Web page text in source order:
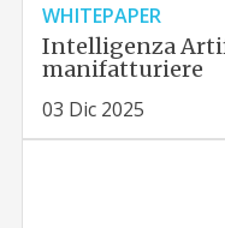
WHITEPAPER
Intelligenza
manifatturiere
03 Dic 2025